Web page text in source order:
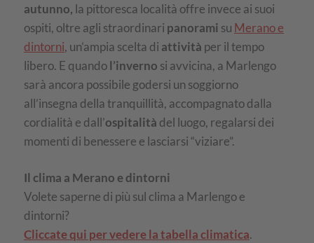
autunno, la pittoresca località offre invece ai suoi
ospiti, oltre agli straordinari panorami su Merano e
dintorni, un’ampia scelta di attività per il tempo
libero. E quandol’inverno si avvicina, a Marlengo
sarà ancora possibile godersi un soggiorno
all’insegna della tranquillità, accompagnato dalla
cordialità e dall’ospitalità del luogo, regalarsi dei
momenti di benessere e lasciarsi “viziare”.
Il clima a Merano e dintorni
Volete saperne di più sul clima a Marlengo e
dintorni?
Cliccate qui per vedere la tabella climatica.